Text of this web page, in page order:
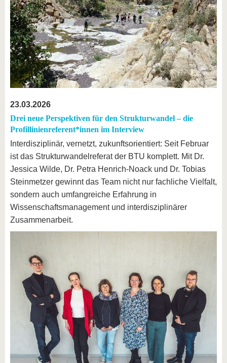
23.03.2026
Drei neue Perspektiven für den Strukturwandel – die
Profillinienreferent*innen im Interview
Interdisziplinär, vernetzt, zukunftsorientiert: Seit Februar
ist das Strukturwandelreferat der BTU komplett. Mit Dr.
Jessica Wilde, Dr. Petra Henrich-Noack und Dr. Tobias
Steinmetzer gewinnt das Team nicht nur fachliche Vielfalt,
sondern auch umfangreiche Erfahrung in
Wissenschaftsmanagement und interdisziplinärer
Zusammenarbeit.